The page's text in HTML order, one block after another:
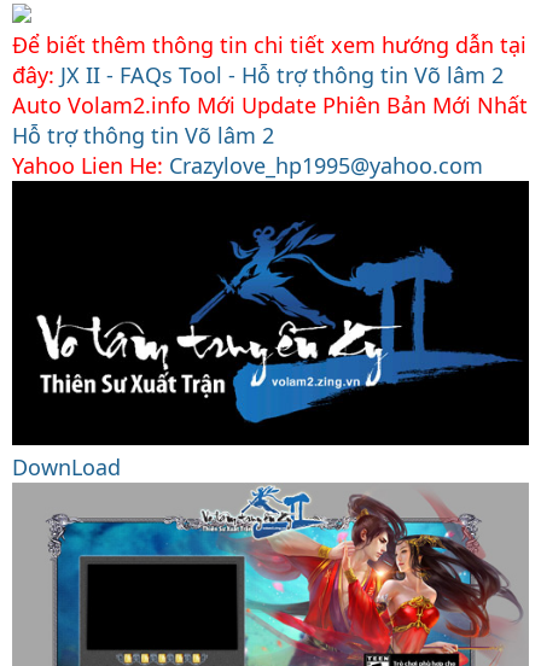
Để biết thêm thông tin chi tiết xem hướng dẫn tại
đây: JX II - FAQs Tool - Hỗ trợ thông tin Võ lâm 2
Auto Volam2.info Mới Update Phiên Bản Mới Nhất
Hỗ trợ thông tin Võ lâm 2
Yahoo Lien He: Crazylove_hp1995@yahoo.com
DownLoad